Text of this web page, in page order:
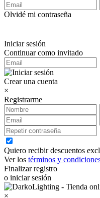
Olvidé mi contraseña
Iniciar sesión
Continuar como invitado
Crear una cuenta
×
Registrarme
Quiero recibir descuentos
Ver los términos y
Finalizar registro
o iniciar sesión
×